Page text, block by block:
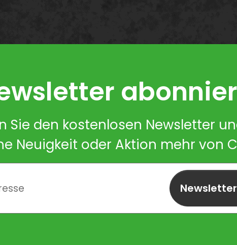
Sie den kostenlosen Newsletter
Neuigkeit oder Aktion mehr von